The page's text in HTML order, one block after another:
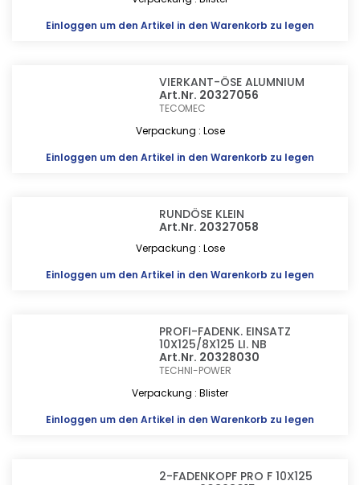
Einloggen um den Artikel in den Warenkorb zu legen
VIERKANT-ÖSE ALUMNIUM
Art.Nr. 20327056
TECOMEC
Verpackung : Lose
Einloggen um den Artikel in den Warenkorb zu legen
RUNDÖSE KLEIN
Art.Nr. 20327058
Verpackung : Lose
Einloggen um den Artikel in den Warenkorb zu legen
PROFI-FADENK. EINSATZ
10X125/8X125 LI. NB
Art.Nr. 20328030
TECHNI-POWER
Verpackung : Blister
Einloggen um den Artikel in den Warenkorb zu legen
2-FADENKOPF PRO F 10X125